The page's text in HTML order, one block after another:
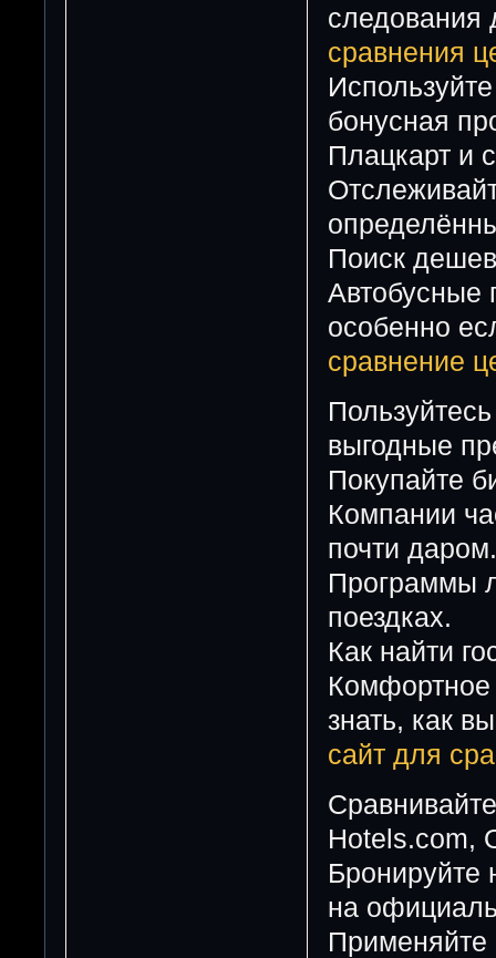
следования
сравнения
бонусная
Плацкарт и
Поиск
Автобусные
особенно
сравнение
выгодные
Покупайте
Компании
почти даром.
Программы
поездках.
Как найти
Комфортное
знать, как
сайт для
Hotels.com,
Бронируйте
на
Применяйте